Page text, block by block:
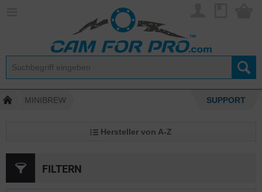
MINIBREW SUPPORT
Hersteller von A-Z
FILTERN